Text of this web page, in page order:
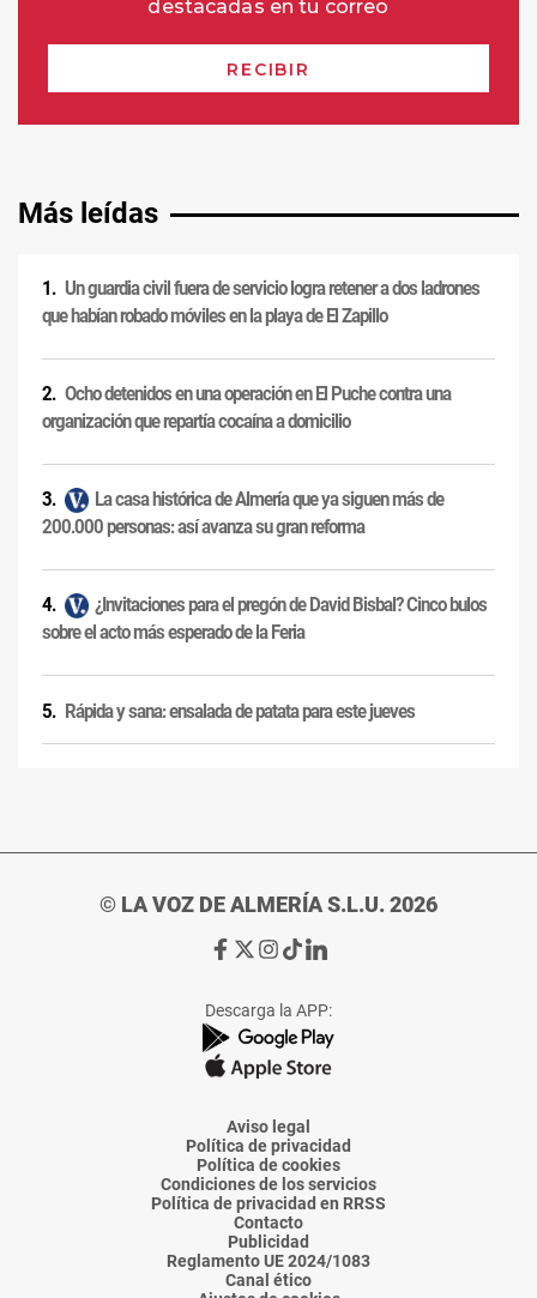
Más leídas
Un guardia civil fuera de servicio logra retener a dos ladrones
que habían robado móviles en la playa de El Zapillo
Ocho detenidos en una operación en El Puche contra una
organización que repartía cocaína a domicilio
La casa histórica de Almería que ya siguen más de
200.000 personas: así avanza su gran reforma
¿Invitaciones para el pregón de David Bisbal? Cinco bulos
sobre el acto más esperado de la Feria
Rápida y sana: ensalada de patata para este jueves
© LA VOZ DE ALMERÍA S.L.U. 2026
Ir
de
La
Voz
Almería
Ir
de
La
Voz
Almería
Ir
de
La
Voz
Almería
Ir
de
La
Voz
Almería
Ir
de
La
Voz
Descarga la APP:
Aviso legal
Política de privacidad
Política de cookies
Condiciones de los servicios
Política de privacidad en RRSS
Contacto
Publicidad
Reglamento UE 2024/1083
Canal ético